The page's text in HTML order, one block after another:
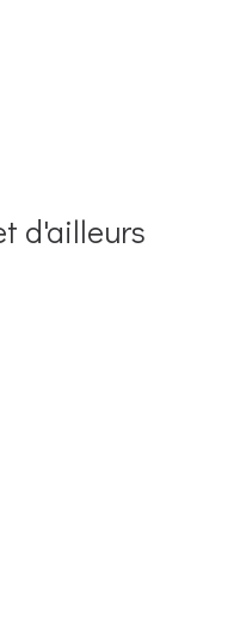
d'ailleurs